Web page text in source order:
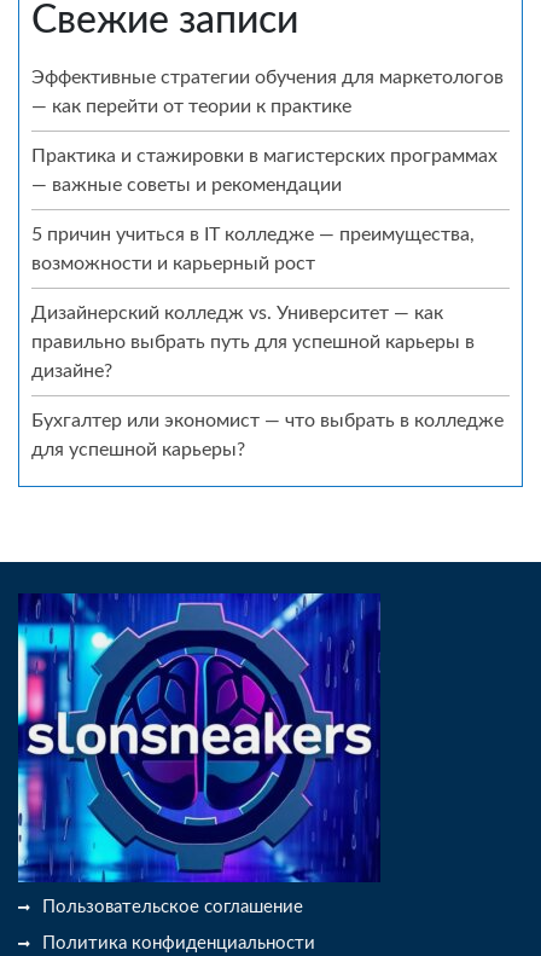
Свежие записи
Эффективные стратегии обучения для маркетологов
— как перейти от теории к практике
Практика и стажировки в магистерских программах
— важные советы и рекомендации
5 причин учиться в IT колледже — преимущества,
возможности и карьерный рост
Дизайнерский колледж vs. Университет — как
правильно выбрать путь для успешной карьеры в
дизайне?
Бухгалтер или экономист — что выбрать в колледже
для успешной карьеры?
Пользовательское соглашение
Политика конфиденциальности